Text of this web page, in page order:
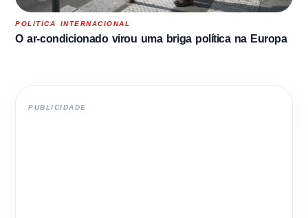
POLITICA INTERNACIONAL
O ar-condicionado virou uma briga política na Europa
PUBLICIDADE